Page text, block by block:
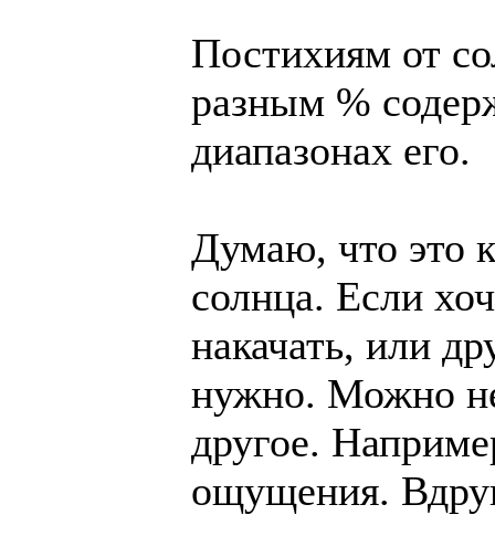
Постихиям от
разным %
диапазонах его.
Думаю, что это
солнца. Если
накачать, или
нужно. Можно
другое.
ощущения.